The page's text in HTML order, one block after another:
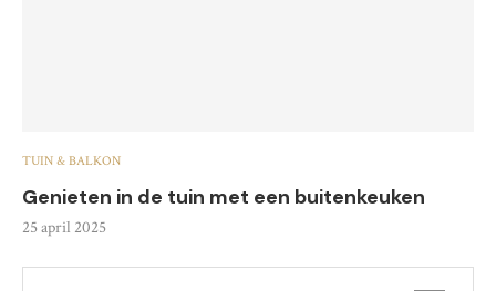
TUIN & BALKON
Genieten in de tuin met een buitenkeuken
25 april 2025